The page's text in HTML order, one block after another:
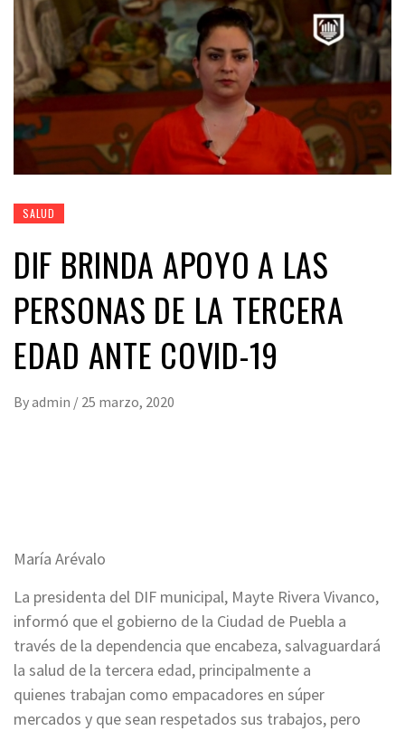
SALUD
DIF BRINDA APOYO A LAS
PERSONAS DE LA TERCERA
EDAD ANTE COVID-19
Byadmin / 25 marzo, 2020
María Arévalo
La presidenta del DIF municipal, Mayte Rivera Vivanco,
informó que el gobierno de la Ciudad de Puebla a
través de la dependencia que encabeza, salvaguardará
la salud de la tercera edad, principalmente a
quienes trabajan como empacadores en súper
mercados y que sean respetados sus trabajos, pero